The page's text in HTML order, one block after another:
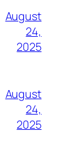
August
24,
2025
August
24,
2025